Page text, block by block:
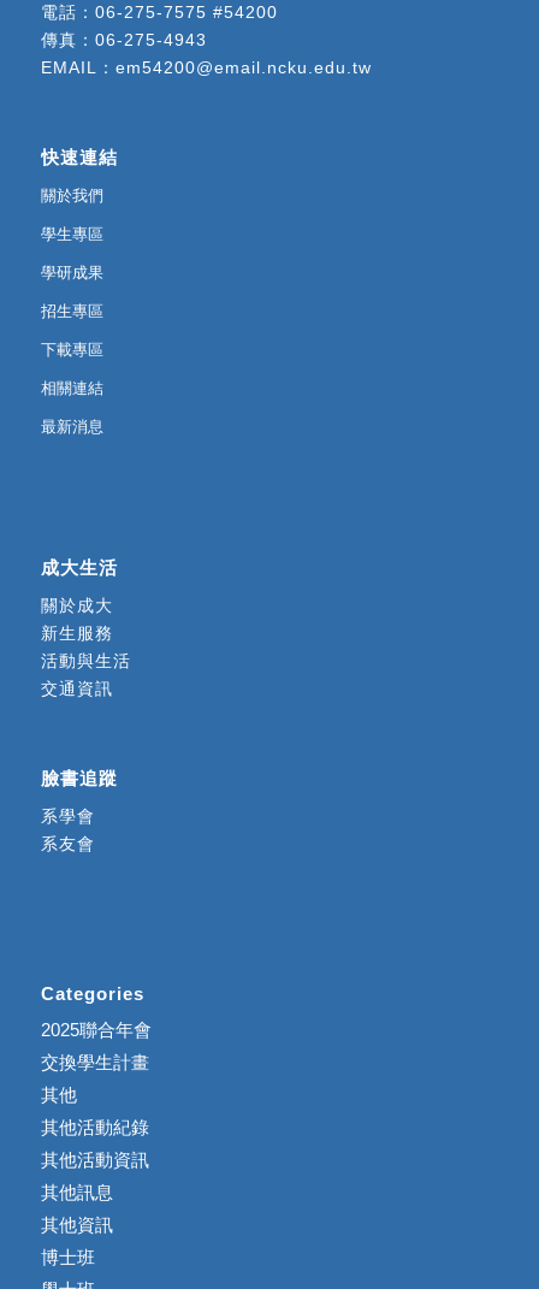
電話： 06-275-7575 #54200
傳真：06-275-4943
EMAIL： em54200@email.ncku.edu.tw
快速連結
關於我們
學生專區
學研成果
招生專區
下載專區
相關連結
最新消息
成大生活
關於成大
新生服務
活動與生活
交通資訊
臉書追蹤
系學會
系友會
Categories
2025聯合年會
交換學生計畫
其他
其他活動紀錄
其他活動資訊
其他訊息
其他資訊
博士班